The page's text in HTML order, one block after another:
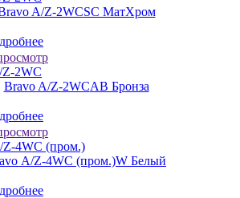
A/Z-2WCSC МатХром
Bravo A/Z-2WCAB Бронза
А/Z-4WC (пром.)W Белый